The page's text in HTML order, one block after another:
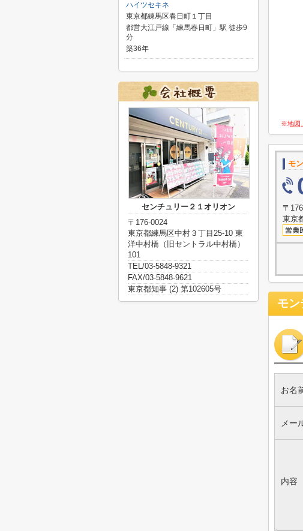
※地図
モ
〒
東京
モン
お名
メー
内容
ハイツセキネ
東京都練馬区春日町１丁目
都営大江戸線「練馬春日町」駅 徒歩9
分
築36年
センチュリー２１オリオン
〒176-0024
東京都練馬区中村３丁目25-10 東
洋中村橋（旧セントラル中村橋）
101
TEL/03-5848-9321
FAX/03-5848-9621
東京都知事 (2) 第102605号